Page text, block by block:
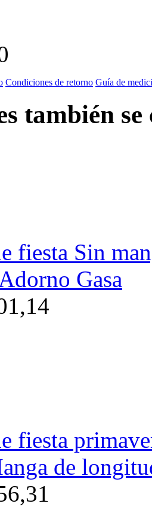
Condiciones de retorno Guía de
también se
fiesta Sin
Gasa
fiesta
de